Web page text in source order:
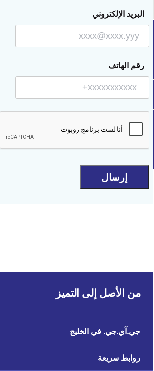
البريد الإلكتروني
رقم الهاتف
إرسال
من الأصل إلى التميز
جي.آي.جي. في الخليج
روابط سريعة